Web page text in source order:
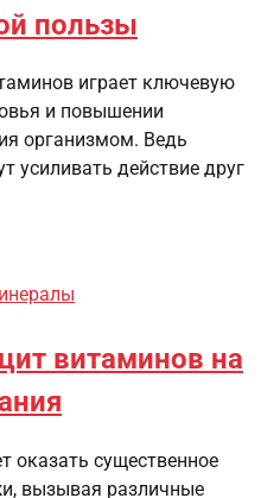
пользы
играет ключевую
и повышении
организмом. Ведь
усиливать действие друг
витаминов на
существенное
вызывая различные